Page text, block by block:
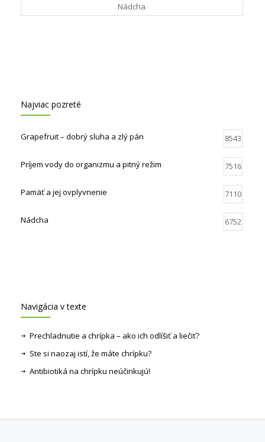
Nádcha
Najviac pozreté
Grapefruit – dobrý sluha a zlý pán 8543
Príjem vody do organizmu a pitný režim 7516
Pamäť a jej ovplyvnenie 7110
Nádcha 6752
Navigácia v texte
Prechladnutie a chrípka – ako ich odlíšiť a liečiť?
Ste si naozaj istí, že máte chrípku?
Antibiotiká na chrípku neúčinkujú!